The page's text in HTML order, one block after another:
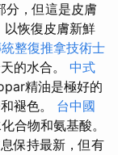
分，但這是皮膚
以恢復皮膚新鮮
整復推拿技術士
的水合。 中式
精油是極好的
褪色。 台中國
合物和氨基酸。
保持最新，但有